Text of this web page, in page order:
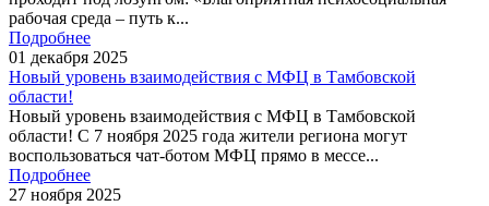
рабочая среда – путь к...
Подробнее
01 декабря 2025
Новый уровень взаимодействия с МФЦ в Тамбовской
области!
Новый уровень взаимодействия с МФЦ в Тамбовской
области! С 7 ноября 2025 года жители региона могут
воспользоваться чат-ботом МФЦ прямо в мессе...
Подробнее
27 ноября 2025